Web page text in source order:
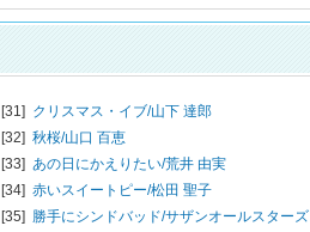
[31] クリスマス・イブ/山下 達郎
[32] 秋桜/山口 百恵
[33] あの日にかえりたい/荒井 由実
[34] 赤いスイートピー/松田 聖子
[35] 勝手にシンドバッド/サザンオールスターズ